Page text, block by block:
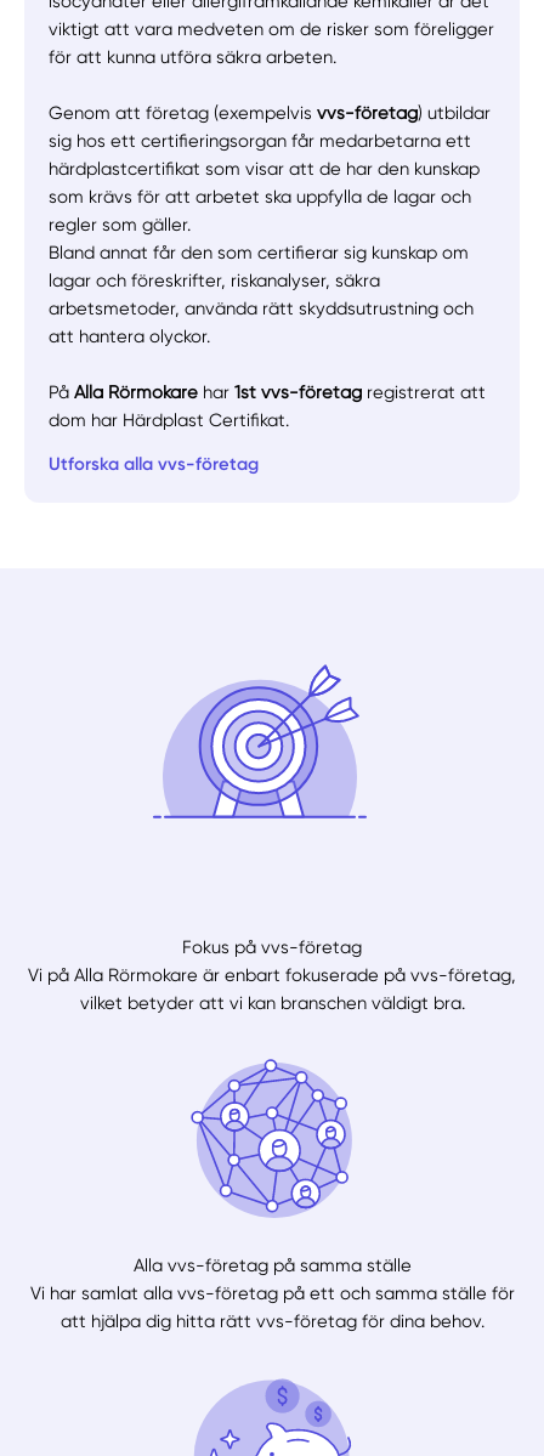
viktigt att vara medveten om de risker som föreligger
för att kunna utföra säkra arbeten.
Genom att företag (exempelvisvvs-företag) utbildar
sig hos ett certifieringsorgan får medarbetarna ett
härdplastcertifikat som visar att de har den kunskap
som krävs för att arbetet ska uppfylla de lagar och
regler som gäller.
Bland annat får den som certifierar sig kunskap om
lagar och föreskrifter, riskanalyser, säkra
arbetsmetoder, använda rätt skyddsutrustning och
att hantera olyckor.
PåAlla Rörmokare har1st vvs-företag registrerat att
dom har Härdplast Certifikat.
Utforska alla vvs-företag
Fokus på vvs-företag
Vi på Alla Rörmokare är enbart fokuserade på vvs-företag,
vilket betyder att vi kan branschen väldigt bra.
Alla vvs-företag på samma ställe
Vi har samlat alla vvs-företag på ett och samma ställe för
att hjälpa dig hitta rätt vvs-företag för dina behov.